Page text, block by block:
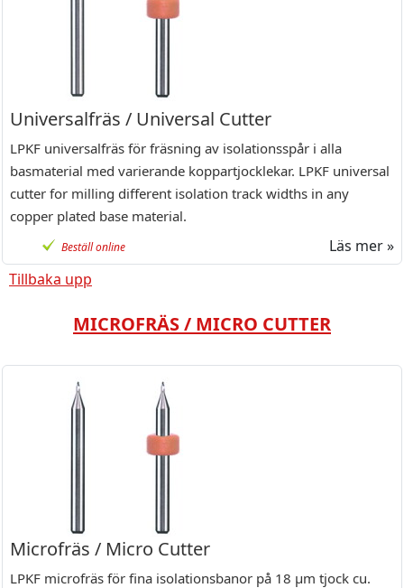
Universalfräs / Universal Cutter
LPKF universalfräs för fräsning av isolationsspår i alla
basmaterial med varierande koppartjocklekar. LPKF universal
cutter for milling different isolation track widths in any
copper plated base material.
Beställ online
Läs mer »
Tillbaka upp
MICROFRÄS / MICRO CUTTER
Microfräs / Micro Cutter
LPKF microfräs för fina isolationsbanor på 18 µm tjock cu.